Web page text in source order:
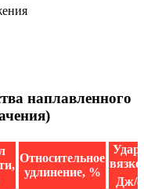
наплавленного
Относительное
удлинение, %
Дж/